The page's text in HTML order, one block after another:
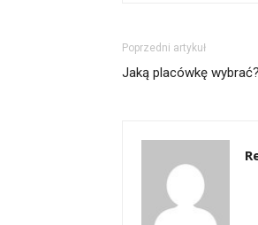
Poprzedni artykuł
Jaką placówkę wybrać?